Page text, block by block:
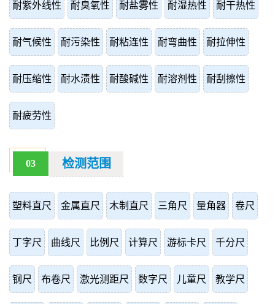
耐紫外线性 耐臭氧性 耐盐雾性 耐湿热性 耐干热性
耐气候性 耐污染性 耐粘连性 耐弯曲性 耐拉伸性
耐压缩性 耐水渍性 耐酸碱性 耐溶剂性 耐刮擦性
耐疲劳性
03 检测范围
塑料直尺 金属直尺 木制直尺 三角尺 量角器 卷尺
丁字尺 曲线尺 比例尺 计算尺 游标卡尺 千分尺
钢尺 布卷尺 激光测距尺 数字尺 儿童尺 教学尺